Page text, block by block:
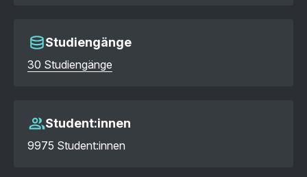
Studiengänge
30 Studiengänge
Student:innen
9975 Student:innen